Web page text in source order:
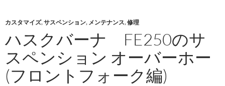
カスタマイズ,サスペンション, メンテナンス,修理
ハスクバーナ FE250のサ
スペンション オーバーホー
(フロントフォーク編)